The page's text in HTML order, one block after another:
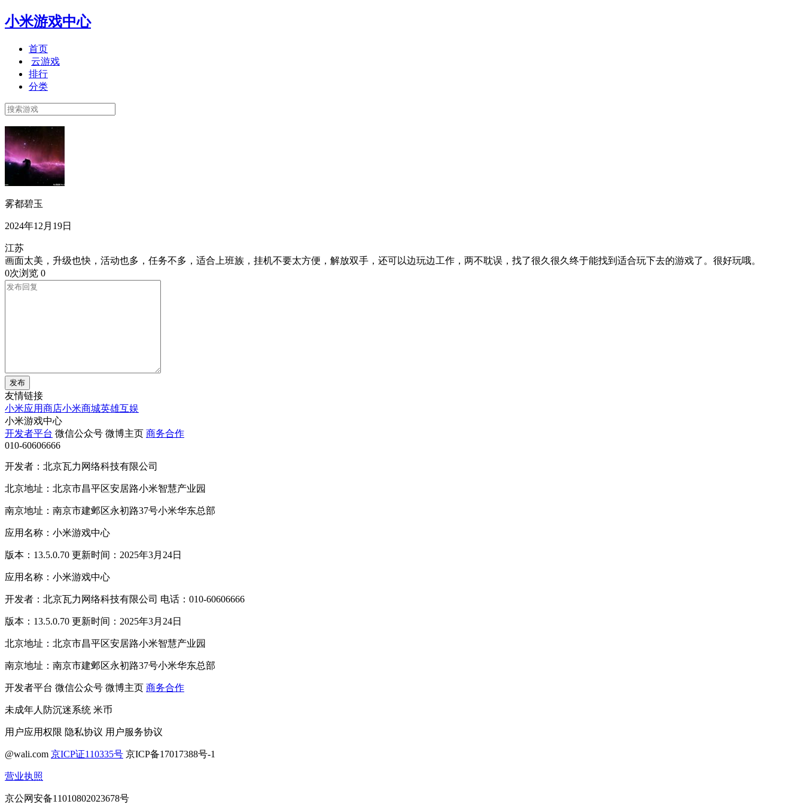
小米游戏中心
首页
云游戏
排行
分类
雾都碧玉
2024年12月19日
江苏
画面太美，升级也快，活动也多，任务不多，适合上班族，挂机不要太方便，解放双手，还可以边玩边工作，两不耽误，找了很久很久终于能找到适合玩下去的游戏了。很好玩哦。
0次浏览 0
发布
友情链接
小米应用商店小米商城英雄互娱
小米游戏中心
开发者平台 微信公众号 微博主页 商务合作
010-60606666
开发者：北京瓦力网络科技有限公司
北京地址：北京市昌平区安居路小米智慧产业园
南京地址：南京市建邺区永初路37号小米华东总部
应用名称：小米游戏中心
版本：13.5.0.70 更新时间：2025年3月24日
应用名称：小米游戏中心
开发者：北京瓦力网络科技有限公司 电话：010-60606666
版本：13.5.0.70 更新时间：2025年3月24日
北京地址：北京市昌平区安居路小米智慧产业园
南京地址：南京市建邺区永初路37号小米华东总部
开发者平台 微信公众号 微博主页 商务合作
未成年人防沉迷系统 米币
用户应用权限 隐私协议 用户服务协议
@wali.com 京ICP证110335号 京ICP备17017388号-1
营业执照
京公网安备11010802023678号